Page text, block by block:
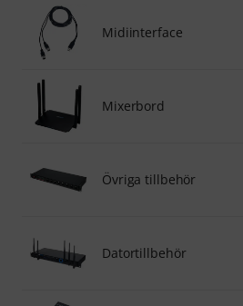
Midiinterface
Mixerbord
Övriga tillbehör
Datortillbehör